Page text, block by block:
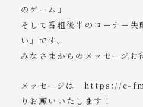
マジックショーのご予約・お問い
WAKADANのご予約・お問い合わ
※直通 梅田 営業電話等は
のゲーム」
そして番組後半のコーナー失
い」です。
みなさまからのメッセージお
メッセージは https://c-
りお願いいたします！